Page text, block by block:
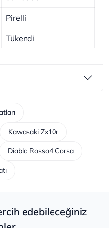
Pirelli
Tükendi
Kawasaki Zx10r
Diablo Rosso4 Corsa
edebileceğiniz